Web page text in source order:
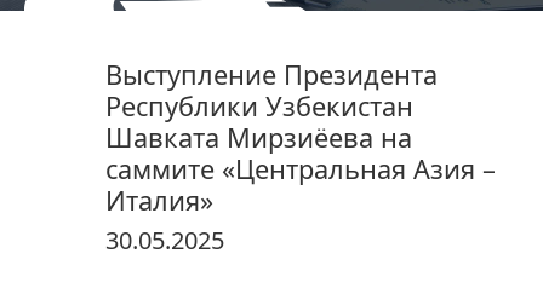
железнодорожной продукции
Выступление Президента
Республики Узбекистан
Шавката Мирзиёева на
саммите «Центральная Азия –
Италия»
30.05.2025